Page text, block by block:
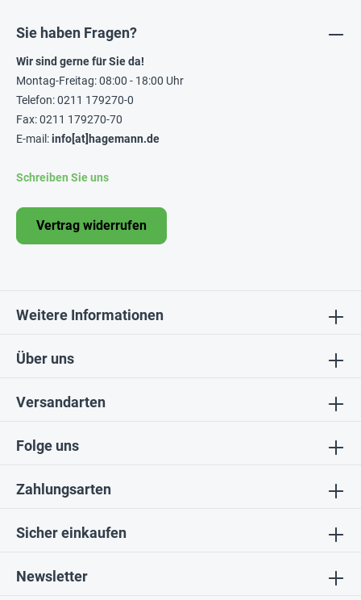
Folge uns
Sicher einkaufen
Über uns
Newsletter
Sie haben Fragen?
Wir sind gerne für Sie da!
Montag-Freitag: 08:00 - 18:00 Uhr
Telefon: 0211 179270-0
Fax: 0211 179270-70
E-mail:info[at]hagemann.de
Schreiben Sie uns
Vertrag widerrufen
Weitere Informationen
Zahlungsarten
Versandarten